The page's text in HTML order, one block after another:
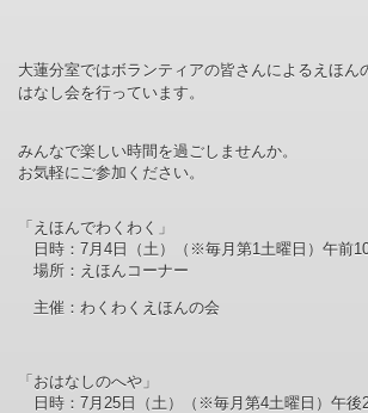
大蓮分室ではボランティアの皆さんによるえほん
はなし会を行っています。
みんなで楽しい時間を過ごしませんか。
お気軽にご参加ください。
「えほんでわくわく」
日時：7 月4日（土） （※毎月第1 土曜日） 午前
場所：えほんコーナー
主催：わくわくえほんの会
「おはなしのへや」
日時：7 月25日（土） （※毎月第4土曜日） 午後